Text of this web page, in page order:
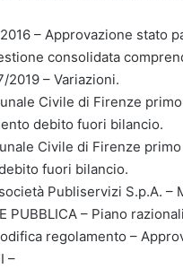
2016 – Approvazione
consolidata
2019 – Variazioni.
Civile di Firenze
debito fuori bilancio.
Civile di Firenze
fuori bilancio.
Publiservizi S.p.A. –
PUBBLICA – Piano
regolamento –
–